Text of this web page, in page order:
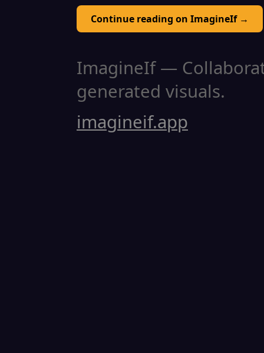
Continue reading on ImagineIf →
ImagineIf —
generated visuals.
imagineif.app